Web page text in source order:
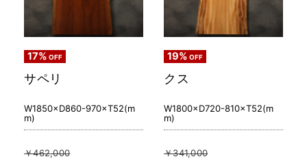
17% OFF
サペリ
W1850×D860-970×T52(m
m)
￥462,000
19% OFF
クス
W1800×D720-810×T52(m
m)
￥341,000